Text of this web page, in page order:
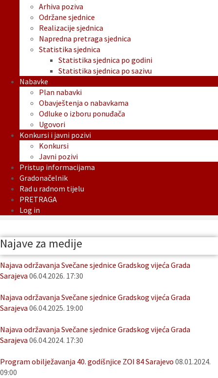
Arhiva poziva
Održane sjednice
Realizacije sjednica
Napredna pretraga sjednica
Statistika sjednica
Statistika sjednica po godini
Statistika sjednica po sazivu
Nabavke
Plan nabavki
Obavještenja o nabavkama
Odluke o izboru ponuđača
Ugovori
Konkursi i javni pozivi
Konkursi
Javni pozivi
Pristup informacijama
Gradonačelnik
Rad u radnom tijelu
PRETRAGA
Log in
Najave za medije
Najava održavanja Svečane sjednice Gradskog vijeća Grada
Sarajeva 06.04.2026. 17:30
Najava održavanja Svečane sjednice Gradskog vijeća Grada
Sarajeva 06.04.2025. 19:00
Najava održavanja Svečane sjednice Gradskog vijeća Grada
Sarajeva 06.04.2024. 17:30
Program obilježavanja 40. godišnjice ZOI 84 Sarajevo 08.01.2024.
09:00